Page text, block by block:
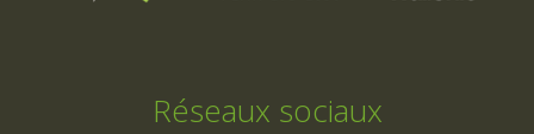
Réseaux sociaux